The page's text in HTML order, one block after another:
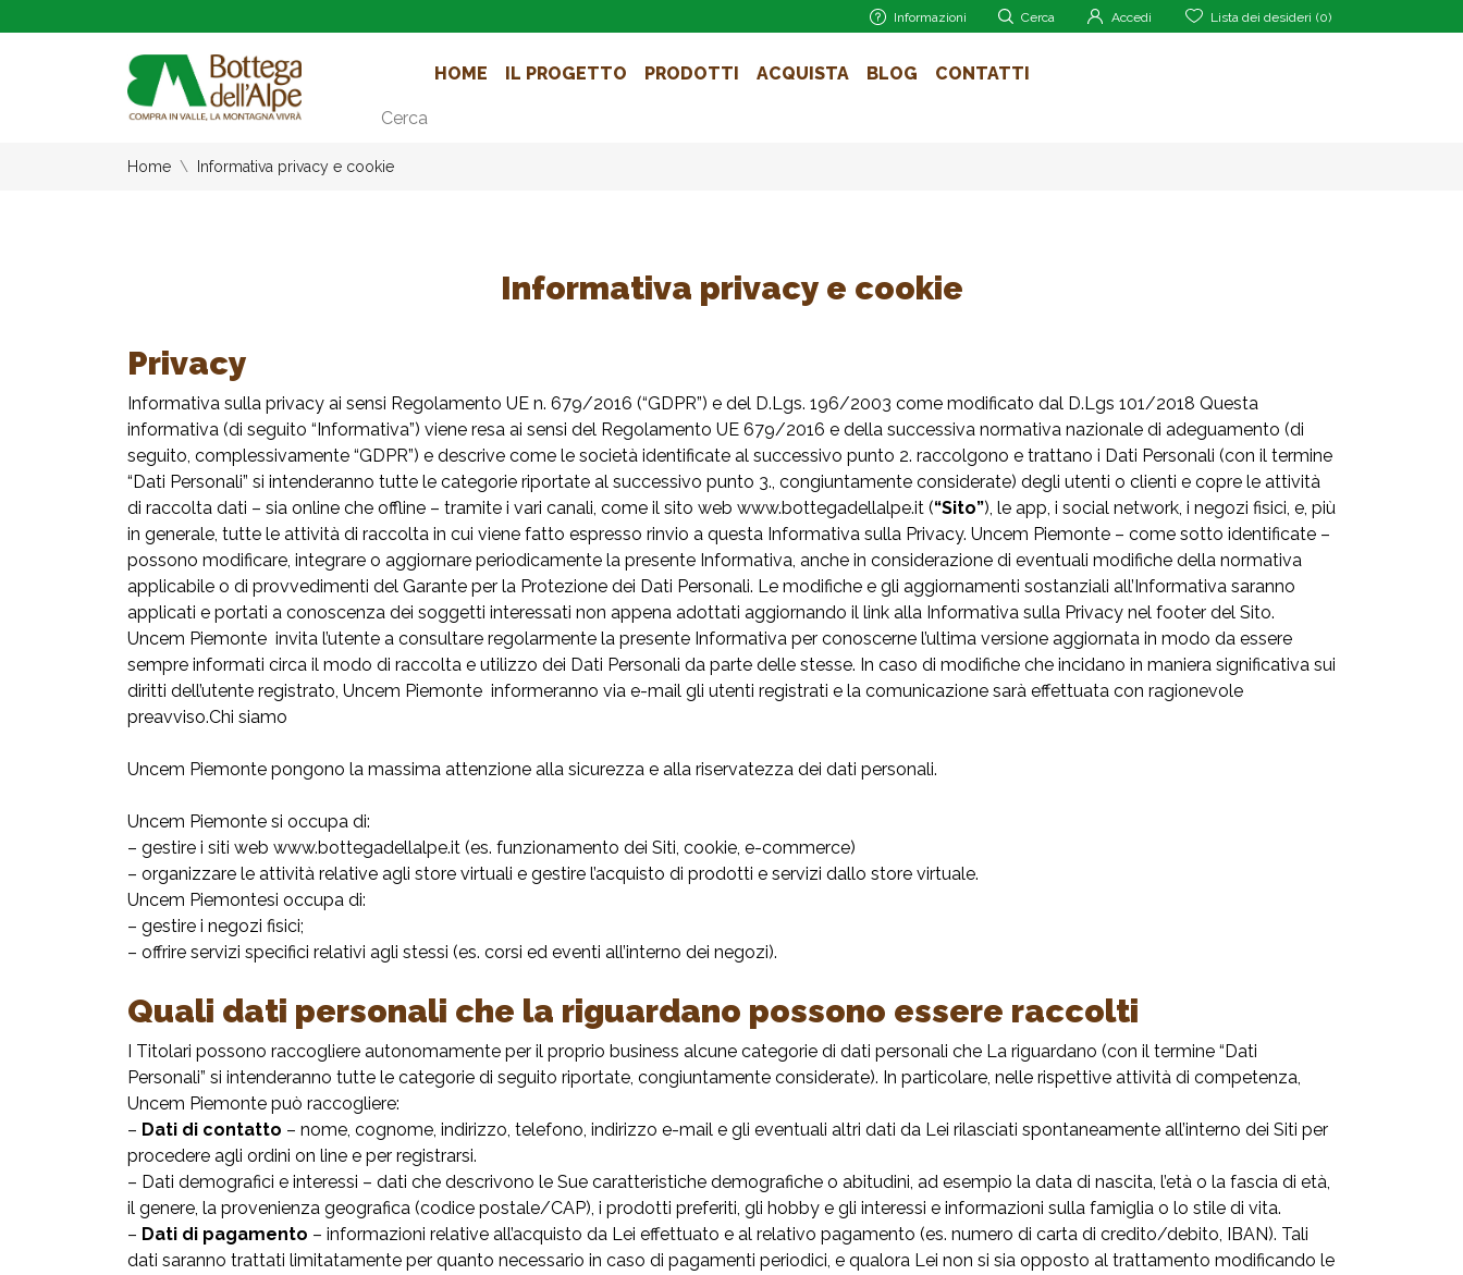
Informazioni Cerca Accedi Lista dei desideri (0)
HOME IL PROGETTO PRODOTTI ACQUISTA BLOG CONTATTI
Cerca
Home Informativa privacy e cookie
Informativa privacy e cookie
Privacy
Informativa sulla privacy ai sensi Regolamento UE n. 679/2016 (“GDPR”) e del D.Lgs. 196/2003 come modificato dal D.Lgs 101/2018 Questa
informativa (di seguito “Informativa”) viene resa ai sensi del Regolamento UE 679/2016 e della successiva normativa nazionale di adeguamento (di
seguito, complessivamente “GDPR”) e descrive come le società identificate al successivo punto 2. raccolgono e trattano i Dati Personali (con il termine
“Dati Personali” si intenderanno tutte le categorie riportate al successivo punto 3., congiuntamente considerate) degli utenti o clienti e copre le attività
di raccolta dati – sia online che offline – tramite i vari canali, come il sito web www.bottegadellalpe.it (“Sito”), le app, i social network, i negozi fisici, e, più
in generale, tutte le attività di raccolta in cui viene fatto espresso rinvio a questa Informativa sulla Privacy. Uncem Piemonte – come sotto identificate –
possono modificare, integrare o aggiornare periodicamente la presente Informativa, anche in considerazione di eventuali modifiche della normativa
applicabile o di provvedimenti del Garante per la Protezione dei Dati Personali. Le modifiche e gli aggiornamenti sostanziali all’Informativa saranno
applicati e portati a conoscenza dei soggetti interessati non appena adottati aggiornando il link alla Informativa sulla Privacy nel footer del Sito.
Uncem Piemonte invita l’utente a consultare regolarmente la presente Informativa per conoscerne l’ultima versione aggiornata in modo da essere
sempre informati circa il modo di raccolta e utilizzo dei Dati Personali da parte delle stesse. In caso di modifiche che incidano in maniera significativa sui
diritti dell’utente registrato, Uncem Piemonte informeranno via e-mail gli utenti registrati e la comunicazione sarà effettuata con ragionevole
preavviso.Chi siamo
Uncem Piemonte pongono la massima attenzione alla sicurezza e alla riservatezza dei dati personali.
Uncem Piemonte si occupa di:
– gestire i siti web www.bottegadellalpe.it (es. funzionamento dei Siti, cookie, e-commerce)
– organizzare le attività relative agli store virtuali e gestire l’acquisto di prodotti e servizi dallo store virtuale.
Uncem Piemontesi occupa di:
– gestire i negozi fisici;
– offrire servizi specifici relativi agli stessi (es. corsi ed eventi all’interno dei negozi).
Quali dati personali che la riguardano possono essere raccolti
I Titolari possono raccogliere autonomamente per il proprio business alcune categorie di dati personali che La riguardano (con il termine “Dati
Personali” si intenderanno tutte le categorie di seguito riportate, congiuntamente considerate). In particolare, nelle rispettive attività di competenza,
Uncem Piemonte può raccogliere:
– Dati di contatto – nome, cognome, indirizzo, telefono, indirizzo e-mail e gli eventuali altri dati da Lei rilasciati spontaneamente all’interno dei Siti per
procedere agli ordini on line e per registrarsi.
– Dati demografici e interessi – dati che descrivono le Sue caratteristiche demografiche o abitudini, ad esempio la data di nascita, l’età o la fascia di età,
il genere, la provenienza geografica (codice postale/CAP), i prodotti preferiti, gli hobby e gli interessi e informazioni sulla famiglia o lo stile di vita.
– Dati di pagamento – informazioni relative all’acquisto da Lei effettuato e al relativo pagamento (es. numero di carta di credito/debito, IBAN). Tali
dati saranno trattati limitatamente per quanto necessario in caso di pagamenti periodici, e qualora Lei non si sia opposto al trattamento modificando le